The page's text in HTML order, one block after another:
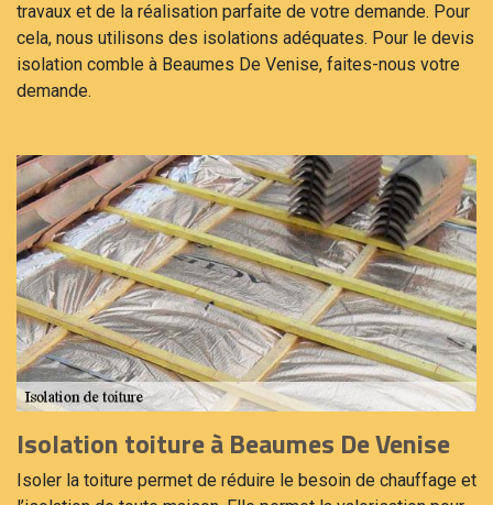
travaux et de la réalisation parfaite de votre demande. Pour
cela, nous utilisons des isolations adéquates. Pour le devis
isolation comble à Beaumes De Venise, faites-nous votre
demande.
Isolation toiture à Beaumes De Venise
Isoler la toiture permet de réduire le besoin de chauffage et